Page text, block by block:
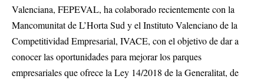
Valenciana, FEPEVAL, ha colaborado recientemente con la
Mancomunitat de L’Horta Sud y el Instituto Valenciano de la
Competitividad Empresarial, IVACE, con el objetivo de dar a
conocer las oportunidades para mejorar los parques
empresariales que ofrece la Ley 14/2018 de la Generalitat, de